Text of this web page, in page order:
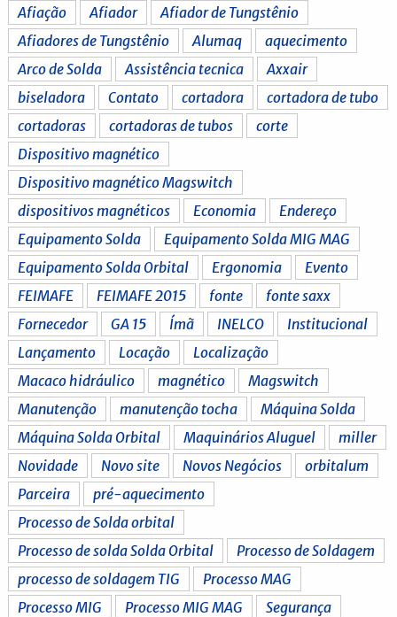
Afiação Afiador
Afiador de Tungstênio
Afiadores de Tungstênio
Alumaq
aquecimento
Arco de Solda
Assistência tecnica
Axxair
biseladora
Contato cortadora
cortadora de tubo
cortadoras
cortadoras de tubos
corte
Dispositivo magnético
Dispositivo magnético Magswitch
dispositivos magnéticos
Economia
Endereço
Equipamento Solda
Equipamento Solda MIG MAG
Equipamento Solda Orbital
Ergonomia
Evento
FEIMAFE
FEIMAFE 2015 fonte
fonte saxx
Fornecedor
GA 15 Ímã INELCO
Institucional
Lançamento
Locação
Localização
Macaco hidráulico
magnético
Magswitch
Manutenção
manutenção tocha
Máquina Solda
Máquina Solda Orbital
Maquinários Aluguel
miller
Novidade
Novo site Novos Negócios
orbitalum
Parceira
pré-aquecimento
Processo de Solda orbital
Processo de solda Solda Orbital
Processo de Soldagem
processo de soldagem TIG
Processo MAG
Processo MIG
Processo MIG MAG
Segurança